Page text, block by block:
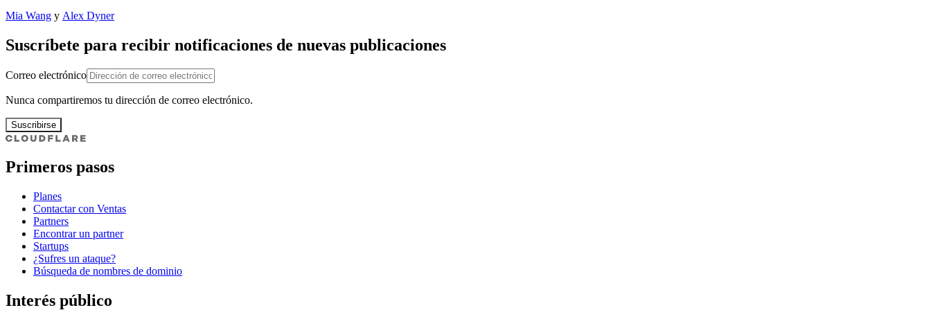
Mia Wang y Alex Dyner
Suscríbete para recibir notificaciones de nuevas publicaciones
Correo electrónico
Nunca compartiremos tu dirección de correo electrónico.
Suscribirse
Primeros pasos
Planes
Contactar con Ventas
Partners
Encontrar un partner
Startups
¿Sufres un ataque?
Búsqueda de nombres de dominio
Interés público